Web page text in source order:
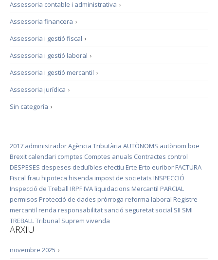
›
Assessoria contable i administrativa
›
Assessoria financera
›
Assessoria i gestió fiscal
›
Assessoria i gestió laboral
›
Assessoria i gestió mercantil
›
Assessoria jurídica
›
Sin categoría
2017 administradorAgència Tributària AUTÒNOMS autònom boe
Brexit calendari comptes Comptes anuals Contractes control
DESPESES despeses deduïbles efectiu Erte Erto euríbor FACTURA
Fiscal frau hipoteca hisenda impost de societats INSPECCIÓ
Inspecció de Treball IRPF IVA liquidacions Mercantil PARCIAL
permisos Protecció de dades pròrroga reforma laboral Registre
mercantil renda responsabilitat sanció seguretat social SII SMI
TREBALLTribunal Suprem vivenda
ARXIU
›
novembre 2025